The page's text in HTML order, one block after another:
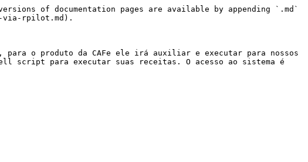
of documentation pages are available by appending `.md`
via-rpilot.md).
para o produto da CAFe ele irá auxiliar e executar para nossos
script para executar suas receitas. O acesso ao sistema é